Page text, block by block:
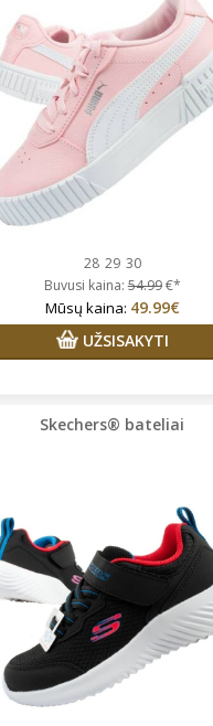
28 29 30
Buvusi kaina:54.99€*
Mūsų kaina: 49.99€
UŽSISAKYTI
Skechers® bateliai